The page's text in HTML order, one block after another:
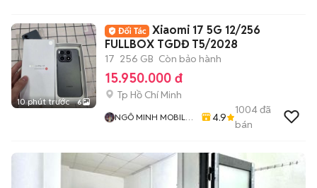
10 phút trước 6
Xiaomi 17 5G 12/256
FULLBOX TGDĐ T5/2028
17 256 GB Còn bảo hành
15.950.000 đ
Tp Hồ Chí Minh
NGÔ MINH MOBILE
4.9
1004đã
bán